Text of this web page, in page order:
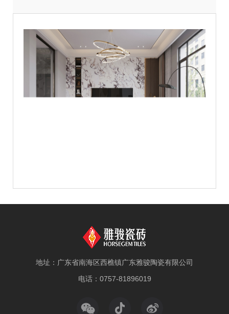
地址：广东省南海区西樵镇广东雅骏陶瓷有限公司
电话：0757-81896019